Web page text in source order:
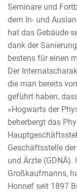
Seminare und
dem In- und
hat das Gebäude
dank der
bestens für einen
Der
die man bereits
geführt haben,
»Hogwarts der
beherbergt das
Geschäftsstelle
und Ärzte
Großkaufmanns,
Honnef seit 1897